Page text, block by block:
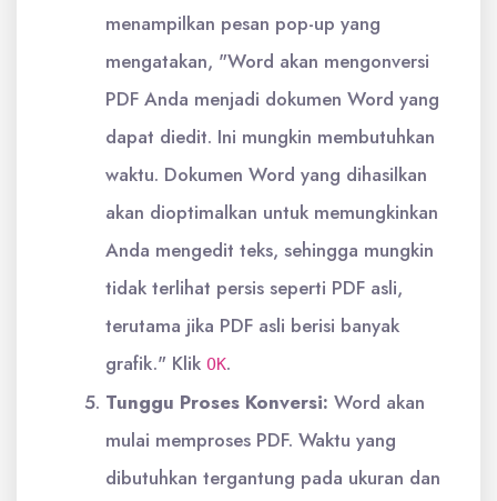
menampilkan pesan pop-up yang
mengatakan, "Word akan mengonversi
PDF Anda menjadi dokumen Word yang
dapat diedit. Ini mungkin membutuhkan
waktu. Dokumen Word yang dihasilkan
akan dioptimalkan untuk memungkinkan
Anda mengedit teks, sehingga mungkin
tidak terlihat persis seperti PDF asli,
terutama jika PDF asli berisi banyak
grafik." Klik OK.
Tunggu Proses Konversi: Word akan
mulai memproses PDF. Waktu yang
dibutuhkan tergantung pada ukuran dan